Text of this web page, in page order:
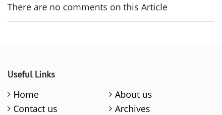
There are no comments on this Article
Useful Links
Home
About us
Contact us
Archives